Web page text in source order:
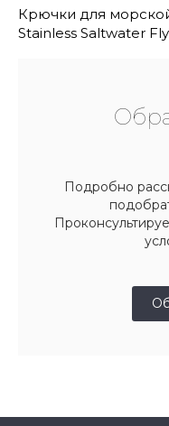
Крючки для
Stainless Saltwater
Подробно